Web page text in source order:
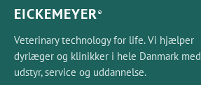
EICKEMEYER®
Veterinary technology for life. Vi hjælper
dyrlæger og klinikker i hele Danmark med
udstyr, service og uddannelse.